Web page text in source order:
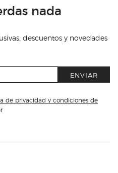
nada
descuentos y novedades
ENVIAR
de privacidad y condiciones de